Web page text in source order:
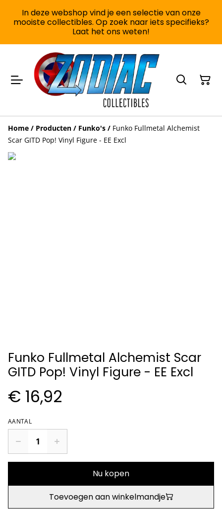
In deze webshop vind je een selectie van onze
mooiste collectibles. Op zoek naar iets specifieks?
Laat het ons weten!
Home / Producten / Funko's / Funko Fullmetal Alchemist
Scar GITD Pop! Vinyl Figure - EE Excl
Funko Fullmetal Alchemist Scar
GITD Pop! Vinyl Figure - EE Excl
€ 16,92
AANTAL
Nu kopen
Toevoegen aan winkelmandje